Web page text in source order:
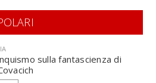
sulla fantascienza di